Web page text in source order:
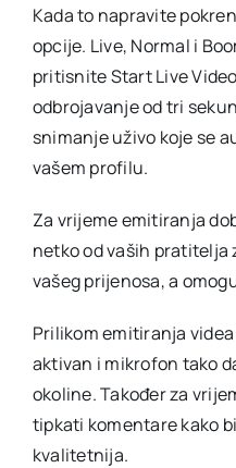
Kada to napravite
opcije. Live, Normal i
pritisnite Start Live
odbrojavanje od tri
snimanje uživo koje se
vašem profilu.
Za vrijeme emitiranja
netko od vaših pratitelja
vašeg prijenosa, a
Prilikom emitiranja
aktivan i mikrofon tako
okoline. Također za
tipkati komentare kako
kvalitetnija.